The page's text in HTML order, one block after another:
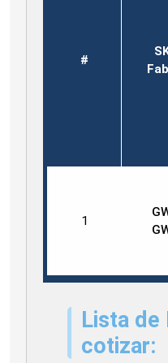
#
1
Lista de
cotizar: